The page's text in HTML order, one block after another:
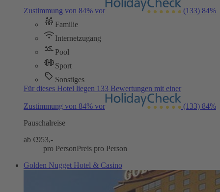
Zustimmung von 84% vor (133) 84%
Familie
Internetzugang
Pool
Sport
Sonstiges
Für dieses Hotel liegen 133 Bewertungen mit einer
Zustimmung von 84% vor (133) 84%
Pauschalreise
ab €953,-
pro PersonPreis pro Person
Golden Nugget Hotel & Casino